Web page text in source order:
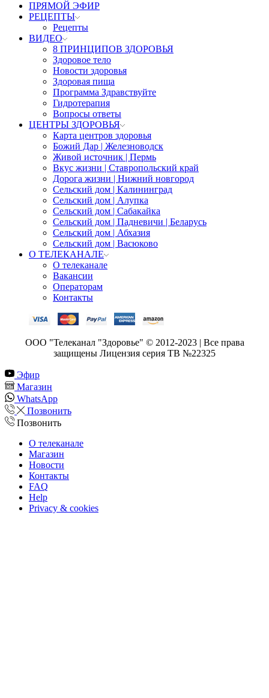
ПРЯМОЙ ЭФИР
РЕЦЕПТЫ
Рецепты
ВИДЕО
8 ПРИНЦИПОВ ЗДОРОВЬЯ
Здоровое тело
Новости здоровья
Здоровая пища
Программа Здравствуйте
Гидротерапия
Вопросы ответы
ЦЕНТРЫ ЗДОРОВЬЯ
Карта центров здоровья
Божий Дар | Железноводск
Живой источник | Пермь
Вкус жизни | Ставропольский край
Дорога жизни | Нижний новгород
Сельский дом | Калининград
Сельский дом | Алупка
Сельский дом | Сабакайка
Сельский дом | Падневичи | Беларусь
Сельский дом | Абхазия
Сельский дом | Васюково
О ТЕЛЕКАНАЛЕ
О телеканале
Вакансии
Операторам
Контакты
ООО "Телеканал "Здоровье" © 2012-2023 | Все права
защищены Лицензия серия ТВ №22325
Эфир
Магазин
WhatsApp
Позвонить
Позвонить
О телеканале
Магазин
Новости
Контакты
FAQ
Help
Privacy & cookies